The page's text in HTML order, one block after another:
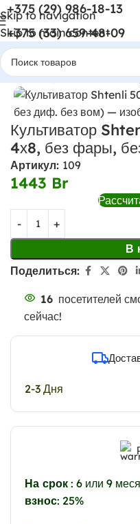
Skip to navigation
Skip to main content
+375 (29) 986-18-13
+375 (33) 659-48-09
Главная Мотоблоки и
Культиватор
4х8, без фары,
Артикул: 109
1443 Br
В
Поделиться:
16 посетителей
сейчас!
2-3 Дня
На срок : 6 или 9
взнос: 25%